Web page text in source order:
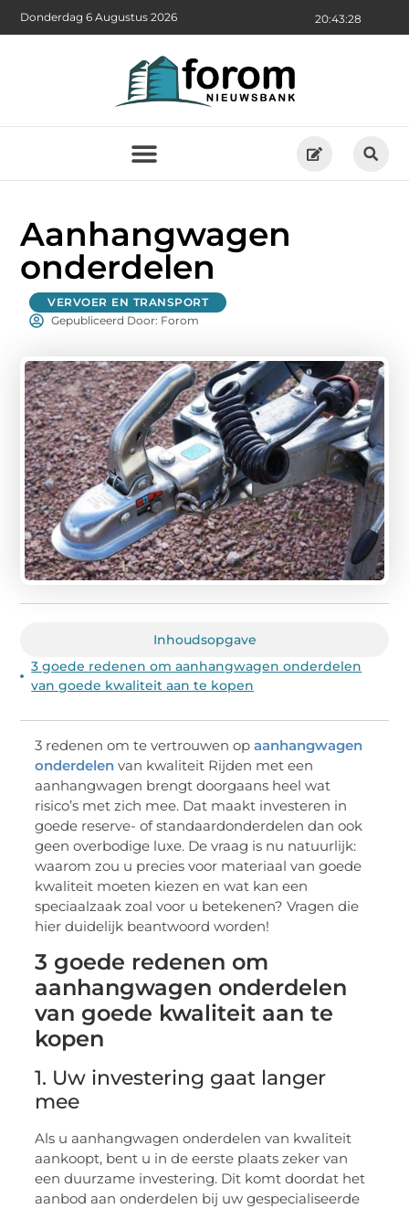
20:43:29
Donderdag 6 Augustus 2026
Aanhangwagen
onderdelen
VERVOER EN TRANSPORT
Gepubliceerd Door: Forom
Inhoudsopgave
3 goede redenen om aanhangwagen onderdelen
van goede kwaliteit aan te kopen
3 redenen om te vertrouwen opaanhangwagen
onderdelenvan kwaliteit Rijden met een
aanhangwagen brengt doorgaans heel wat
risico’s met zich mee. Dat maakt investeren in
goede reserve- of standaardonderdelen dan ook
geen overbodige luxe. De vraag is nu natuurlijk:
waarom zou u precies voor materiaal van goede
kwaliteit moeten kiezen en wat kan een
speciaalzaak zoal voor u betekenen? Vragen die
hier duidelijk beantwoord worden!
3 goede redenen om
aanhangwagen onderdelen
van goede kwaliteit aan te
kopen
1. Uw investering gaat langer
mee
Als u aanhangwagen onderdelen van kwaliteit
aankoopt, bent u in de eerste plaats zeker van
een duurzame investering. Dit komt doordat het
aanbod aan onderdelen bij uw gespecialiseerde